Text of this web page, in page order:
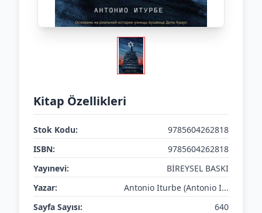
Kitap Özellikleri
Stok Kodu:
9785604262818
ISBN:
9785604262818
Yayınevi:
BİREYSEL BASKI
Yazar:
Antonio Iturbe (Antonio I...
Sayfa Sayısı:
640